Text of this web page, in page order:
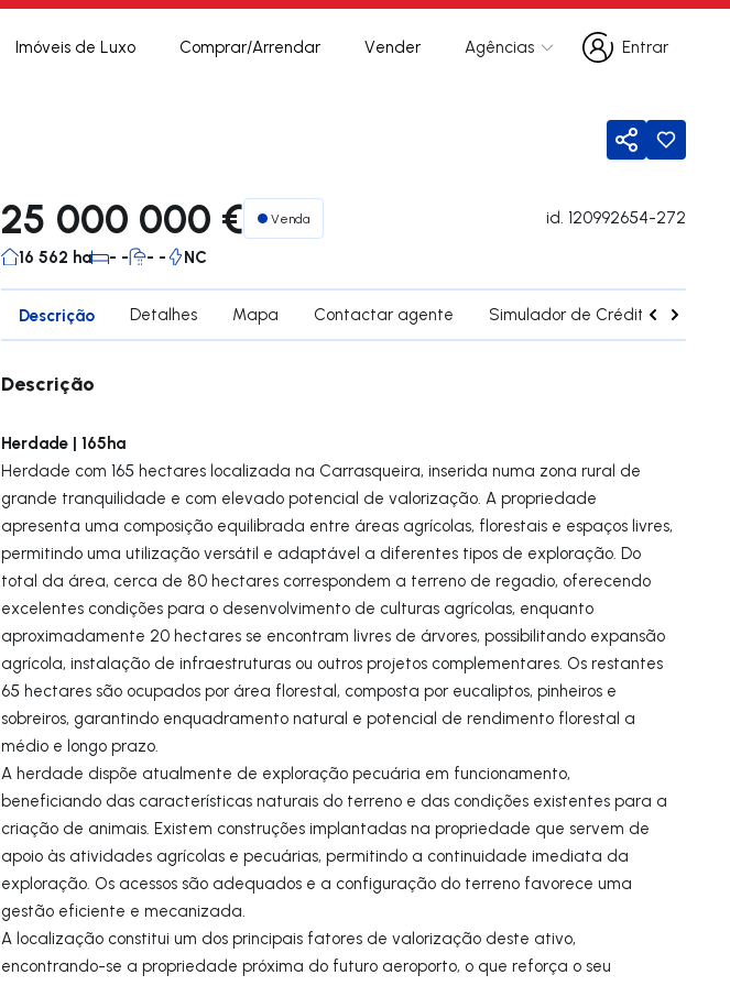
Imóveis de Luxo Comprar/Arrendar Vender Agências
Entrar
Entrar
Partilhar
25 000 000 € Venda id. 120992654-272
16 562 ha - - - - NC
Descrição Detalhes Mapa Contactar agente Simulador de Crédito
Descrição
Herdade | 165ha
Herdade com 165 hectares localizada na Carrasqueira, inserida numa zona rural de
grande tranquilidade e com elevado potencial de valorização. A propriedade
apresenta uma composição equilibrada entre áreas agrícolas, florestais e espaços livres,
permitindo uma utilização versátil e adaptável a diferentes tipos de exploração. Do
total da área, cerca de 80 hectares correspondem a terreno de regadio, oferecendo
excelentes condições para o desenvolvimento de culturas agrícolas, enquanto
aproximadamente 20 hectares se encontram livres de árvores, possibilitando expansão
agrícola, instalação de infraestruturas ou outros projetos complementares. Os restantes
65 hectares são ocupados por área florestal, composta por eucaliptos, pinheiros e
sobreiros, garantindo enquadramento natural e potencial de rendimento florestal a
médio e longo prazo.
A herdade dispõe atualmente de exploração pecuária em funcionamento,
beneficiando das características naturais do terreno e das condições existentes para a
criação de animais. Existem construções implantadas na propriedade que servem de
apoio às atividades agrícolas e pecuárias, permitindo a continuidade imediata da
exploração. Os acessos são adequados e a configuração do terreno favorece uma
gestão eficiente e mecanizada.
A localização constitui um dos principais fatores de valorização deste ativo,
encontrando-se a propriedade próxima do futuro aeroporto, o que reforça o seu